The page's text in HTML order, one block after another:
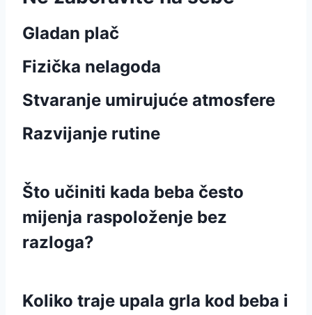
Gladan plač
Fizička nelagoda
Stvaranje umirujuće atmosfere
Razvijanje rutine
Što učiniti kada beba često
mijenja raspoloženje bez
razloga?
Koliko traje upala grla kod beba i